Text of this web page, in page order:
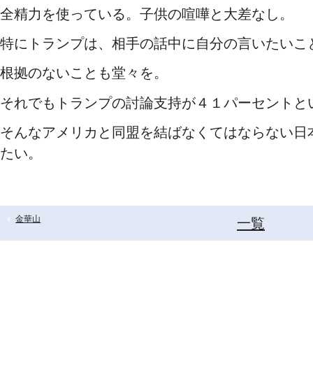
全精力を使っている。子供の喧嘩と大差なし。
特にトランプは、相手の話中に自分の言いたい
根拠のないことも堂々を。
それでもトランプの討論支持が４１パーセントと
そんなアメリカと同盟を結ばなくてはならない
たい。
金華山 一覧